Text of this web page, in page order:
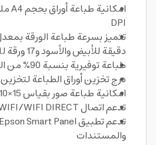
DPI
دقيقة للأبيض والأسود و17 ورقة للملون
طباعة توفيرية بنسبة 90% من الحبر
درج تخزين أوراق الطباعة لتخزين 100 ورقة
امكانية طباعة صور بقياس 15×10 سم
تدعم اتصال WIFI/WIFI DIRECT بالإضافة لمنفذ USB
والمستندات